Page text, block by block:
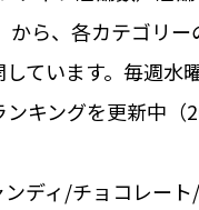
から、各カテゴリ
ています。毎週水
キングを更新中（
ディ/チョコレート